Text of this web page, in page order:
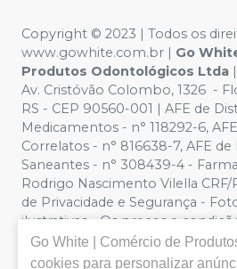
Copyright ©️ 2023 | Todos os
www.gowhite.com.br | Go
Produtos Odontológicos Ltda |
Av. Cristóvão Colombo, 1326 -
RS - CEP 90560-001 | AFE de
Medicamentos - n° 118292-6,
Correlatos - n° 816638-7, AFE
Saneantes - n° 308439-4 -
Rodrigo Nascimento Vilella CRF/
de Privacidade e Segurança -
ilustrativas - Os preços e
sujeitos a alterações. Em caso
no site, o valor válido é o do
Go White | Comércio de
cookies para personalizar